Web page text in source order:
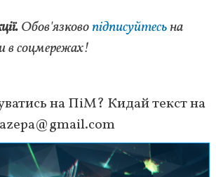
Обов'язковопідписуйтесьна
в соцмережах!
на ПіМ? Кидай текст на